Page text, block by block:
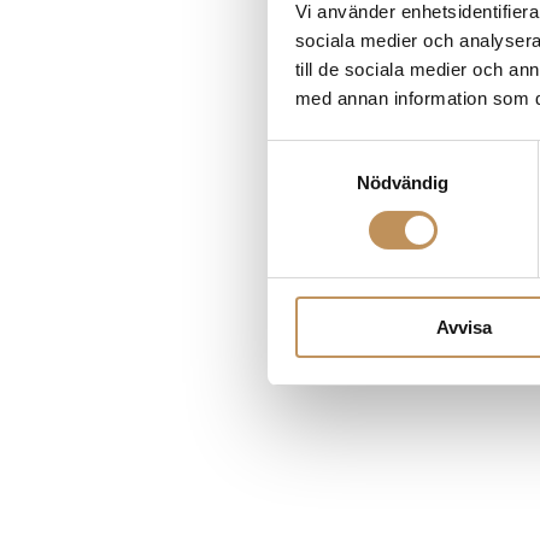
Vi använder
sociala medier och
till de sociala medier och
med annan information som
Nödvändig
Avvisa
Application